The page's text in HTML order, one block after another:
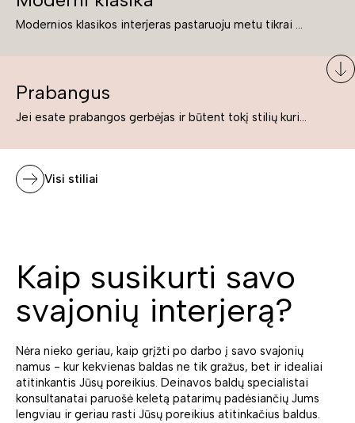
Modernios klasikos interjeras pastaruoju metu tikrai yra „ant bangos“. Tie, kurie nenori pernelyg nutolti nuo klasikos, bet drauge žavisi šiuolaikiškais sprendimais, su malonumu savo namuose kuria klasikos ir modernaus interjero tandemą – elegantišką, subtilų ir žavingą.
Prabangus
Jei esate prabangos gerbėjas ir būtent tokį stilių kuriate savo namuose ar biure, tuomet solidūs, prabangūs baldai nepriekaištingai įsilies į Jūsų kuriamą interjerą.
Visi stiliai
Kaip susikurti savo
svajonių interjerą?
Nėra nieko geriau, kaip grįžti po darbo į savo svajonių
namus - kur kekvienas baldas ne tik gražus, bet ir idealiai
atitinkantis Jūsų poreikius. Deinavos baldų specialistai
konsultanatai paruošė keletą patarimų padėsiančių Jums
lengviau ir geriau rasti Jūsų poreikius atitinkačius baldus.